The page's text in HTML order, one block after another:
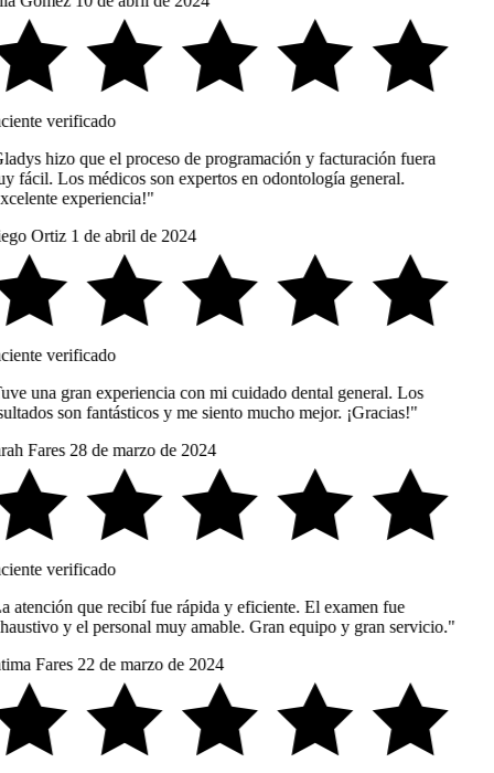
verificado
hizo que el proceso de programación y facturación fuera
fácil. Los médicos son expertos en odontología general.
experiencia!"
Ortiz 1 de abril de 2024
verificado
una gran experiencia con mi cuidado dental general. Los
son fantásticos y me siento mucho mejor. ¡Gracias!"
Fares 28 de marzo de 2024
verificado
atención que recibí fue rápida y eficiente. El examen fue
y el personal muy amable. Gran equipo y gran servicio."
Fares 22 de marzo de 2024